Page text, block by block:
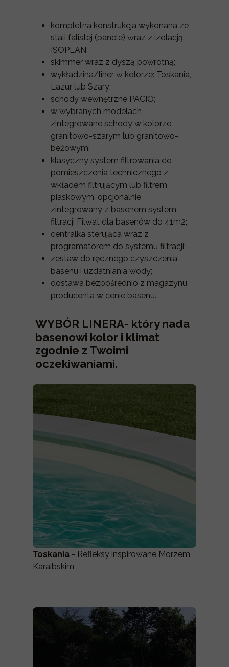
Toskania - Refleksy inspirowane Morzem
Karaibskim
WYBÓR LINERA- który nada
basenowi kolor i klimat
zgodnie z Twoimi
oczekiwaniami.
kompletna konstrukcja wykonana ze
stali falistej (panele) wraz z izolacją
ISOPLAN;
skimmer wraz z dyszą powrotną;
wykładzina/liner w kolorze: Toskania,
Lazur lub Szary;
schody wewnętrzne PACIO;
w wybranych modelach
zintegrowane schody w kolorze
granitowo-szarym lub granitowo-
beżowym;
klasyczny system filtrowania do
pomieszczenia technicznego z
wkładem filtrującym lub filtrem
piaskowym, opcjonalnie
zintegrowany z basenem system
filtracji Filwat dla basenów do 41m2;
centralka sterująca wraz z
programatorem do systemu filtracji;
zestaw do ręcznego czyszczenia
basenu i uzdatniania wody;
dostawa bezpośrednio z magazynu
producenta w cenie basenu.